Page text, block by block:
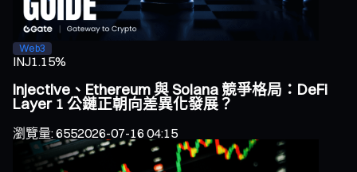
Web3
INJ1.15%
Injective、Ethereum 與 Solana 競爭格局：DeFi
Layer 1 公鏈正朝向差異化發展？
瀏覽量:6552026-07-16 04:15